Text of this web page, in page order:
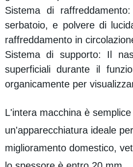
Sistema di
serbatoio, e polvere di
raffreddamento in
Sistema di supporto: Il
superficiali durante il
organicamente per
L'intera macchina è
un'apparecchiatura ideale
miglioramento domestico,